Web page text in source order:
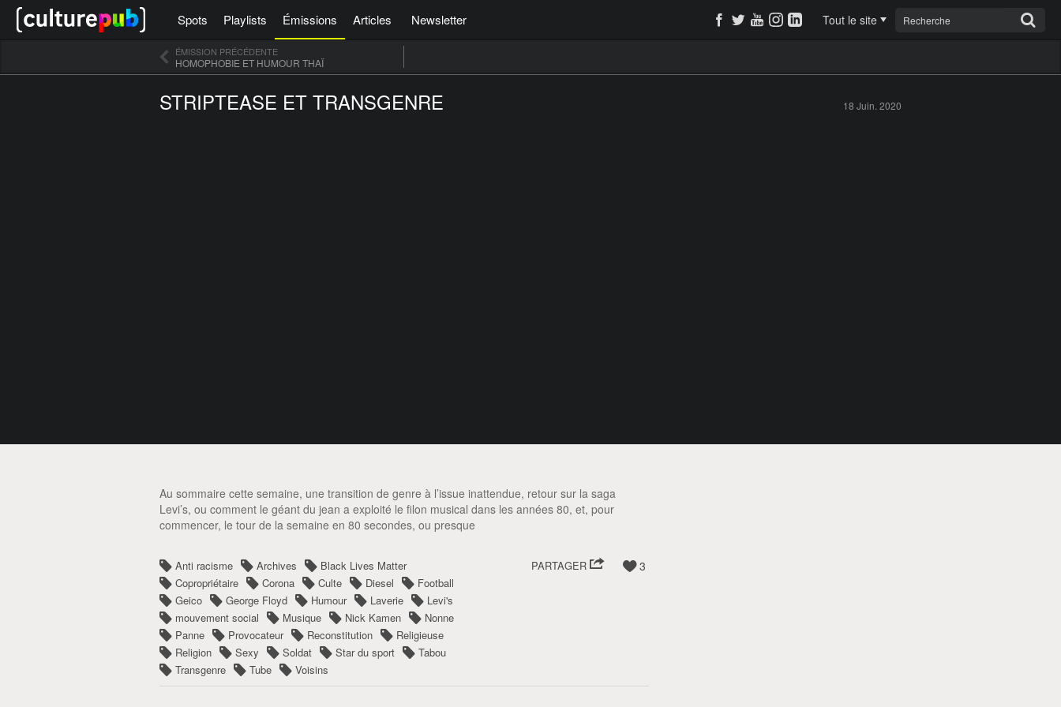
Spots Playlists Émissions Articles Newsletter Tout le site
ÉMISSION PRÉCÉDENTE
HOMOPHOBIE ET HUMOUR THAÏ
STRIPTEASE ET TRANSGENRE 18 Juin. 2020
Au sommaire cette semaine, une transition de genre à l’issue inattendue, retour sur la saga
Levi’s, ou comment le géant du jean a exploité le filon musical dans les années 80, et, pour
commencer, le tour de la semaine en 80 secondes, ou presque
3
PARTAGER
Anti racisme Archives
Black Lives Matter
Copropriétaire
Corona Culte Diesel
Football
Geico
George Floyd Humour Laverie
Levi's
mouvement social
Musique Nick Kamen
Nonne
Panne
Provocateur Reconstitution
Religieuse
Religion
Sexy Soldat Star du sport
Tabou
Transgenre
Tube Voisins